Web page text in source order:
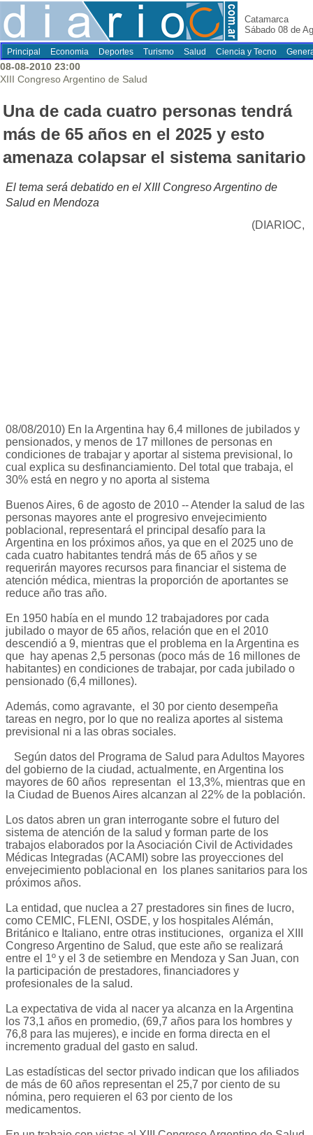
Catamarca
Sábado 08 de
Principal Economia Deportes Turismo Salud Ciencia y Tecno
08-08-2010 23:00
XIII Congreso Argentino de Salud
Una de cada cuatro personas tendrá
más de 65 años en el 2025 y esto
amenaza colapsar el sistema sanitario
El tema será debatido en el XIII Congreso Argentino de
Salud en Mendoza
(DIARIOC,
08/08/2010) En la Argentina hay 6,4 millones de jubilados y
pensionados, y menos de 17 millones de personas en
condiciones de trabajar y aportar al sistema previsional, lo
cual explica su desfinanciamiento. Del total que trabaja, el
30% está en negro y no aporta al sistema
Buenos Aires, 6 de agosto de 2010 -- Atender la salud de las
personas mayores ante el progresivo envejecimiento
poblacional, representará el principal desafío para la
Argentina en los próximos años, ya que en el 2025 uno de
cada cuatro habitantes tendrá más de 65 años y se
requerirán mayores recursos para financiar el sistema de
atención médica, mientras la proporción de aportantes se
reduce año tras año.
En 1950 había en el mundo 12 trabajadores por cada
jubilado o mayor de 65 años, relación que en el 2010
descendió a 9, mientras que el problema en la Argentina es
que hay apenas 2,5 personas (poco más de 16 millones de
habitantes) en condiciones de trabajar, por cada jubilado o
pensionado (6,4 millones).
Además, como agravante, el 30 por ciento desempeña
tareas en negro, por lo que no realiza aportes al sistema
previsional ni a las obras sociales.
Según datos del Programa de Salud para Adultos Mayores
del gobierno de la ciudad, actualmente, en Argentina los
mayores de 60 años representan el 13,3%, mientras que en
la Ciudad de Buenos Aires alcanzan al 22% de la población.
Los datos abren un gran interrogante sobre el futuro del
sistema de atención de la salud y forman parte de los
trabajos elaborados por la Asociación Civil de Actividades
Médicas Integradas (ACAMI) sobre las proyecciones del
envejecimiento poblacional en los planes sanitarios para los
próximos años.
La entidad, que nuclea a 27 prestadores sin fines de lucro,
como CEMIC, FLENI, OSDE, y los hospitales Alémán,
Británico e Italiano, entre otras instituciones, organiza el XIII
Congreso Argentino de Salud, que este año se realizará
entre el 1º y el 3 de setiembre en Mendoza y San Juan, con
la participación de prestadores, financiadores y
profesionales de la salud.
La expectativa de vida al nacer ya alcanza en la Argentina
los 73,1 años en promedio, (69,7 años para los hombres y
76,8 para las mujeres), e incide en forma directa en el
incremento gradual del gasto en salud.
Las estadísticas del sector privado indican que los afiliados
de más de 60 años representan el 25,7 por ciento de su
nómina, pero requieren el 63 por ciento de los
medicamentos.